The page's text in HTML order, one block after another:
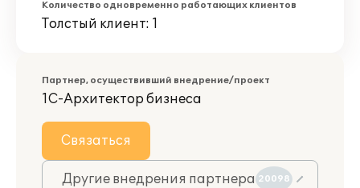
Количество одновременно работающих клиентов
Толстый клиент: 1
Партнер, осуществивший внедрение/проект
1С-Архитектор бизнеса
Связаться
Другие внедрения партнера 20098